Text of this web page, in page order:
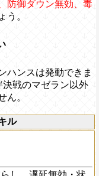
防御ダウン無効、毒
う。
ハンスは発動できま
戦のマゼラン以外
ん。
ル